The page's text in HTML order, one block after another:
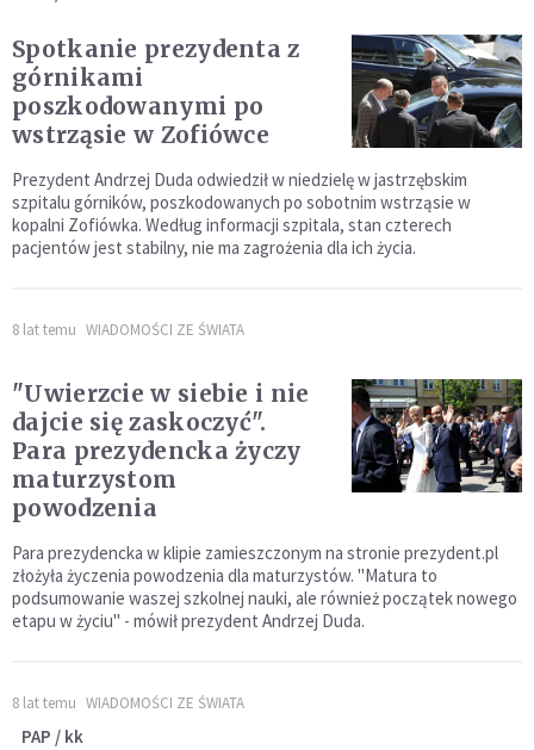
Spotkanie prezydenta z
górnikami
poszkodowanymi po
wstrząsie w Zofiówce
Prezydent Andrzej Duda odwiedził w niedzielę w jastrzębskim
szpitalu górników, poszkodowanych po sobotnim wstrząsie w
kopalni Zofiówka. Według informacji szpitala, stan czterech
pacjentów jest stabilny, nie ma zagrożenia dla ich życia.
8 lat temu WIADOMOŚCI ZE ŚWIATA
"Uwierzcie w siebie i nie
dajcie się zaskoczyć".
Para prezydencka życzy
maturzystom
powodzenia
Para prezydencka w klipie zamieszczonym na stronie prezydent.pl
złożyła życzenia powodzenia dla maturzystów. "Matura to
podsumowanie waszej szkolnej nauki, ale również początek nowego
etapu w życiu" - mówił prezydent Andrzej Duda.
8 lat temu WIADOMOŚCI ZE ŚWIATA
PAP / kk